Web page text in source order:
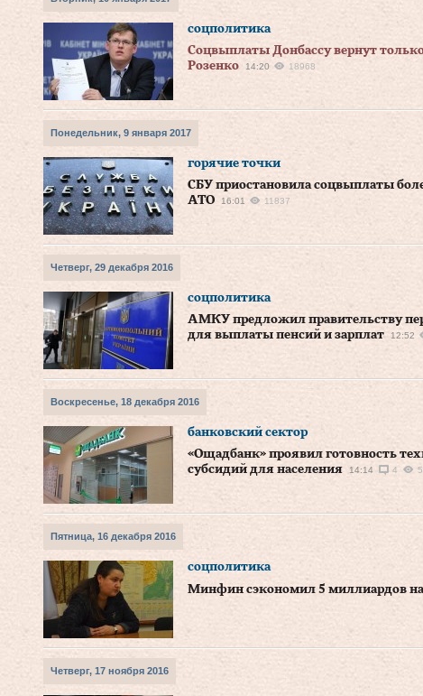
соцполитика
Соцвыплаты Донбассу вернут
Розенко
14:20 18968
Понедельник, 9 января 2017
горячие точки
СБУ приостановила соцвыплаты
АТО
16:01 11837
Четверг, 29 декабря 2016
соцполитика
АМКУ предложил правительству
для выплаты пенсий и зарплат
12:52
Воскресенье, 18 декабря 2016
банковский сектор
«Ощадбанк» проявил готовность
субсидий для населения
14:14 4
Пятница, 16 декабря 2016
соцполитика
Минфин сэкономил 5 миллиардов
Четверг, 17 ноября 2016